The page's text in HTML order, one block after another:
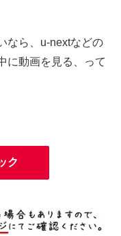
なら、u-nextなどの
に動画を見る、って
ク